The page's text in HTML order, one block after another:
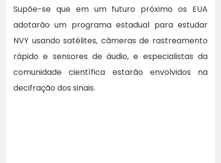
Supõe-se que em um futuro próximo os EUA
adotarão um programa estadual para estudar
NVY usando satélites, câmeras de rastreamento
rápido e sensores de áudio, e especialistas da
comunidade científica estarão envolvidos na
decifração dos sinais.